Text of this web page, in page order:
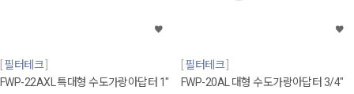
필터테크
FWP-22AXL 특대형 수도가랑아답터 1"
필터테크
FWP-20AL 대형 수도가랑아답터 3/4"